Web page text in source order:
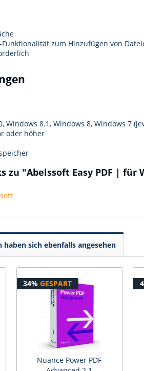
zum Hinzufügen von
Windows 8.1, Windows 8, Windows 7
oder höher
zu "Abelssoft Easy PDF | für
haben sich ebenfalls angesehen
34%GESPART
Nuance Power PDF